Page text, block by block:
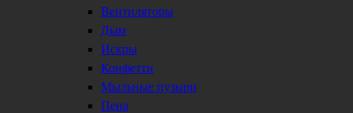
Вентиляторы
Дым
Искры
Конфетти
Мыльные пузыри
Пена